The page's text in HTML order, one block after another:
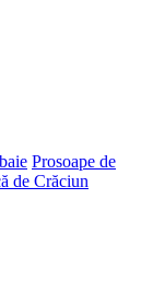
Prosoape de
de Crăciun